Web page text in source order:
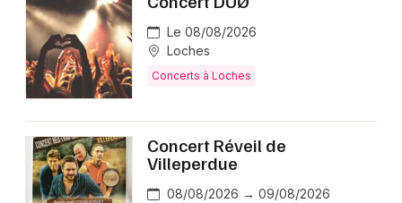
Le 08/08/2026
Loches
Concerts à Loches
Concert Réveil de
Villeperdue
08/08/2026 → 09/08/2026